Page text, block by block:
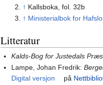
↑ Kallsboka, fol. 32b
↑ Ministerialbok for
Litteratur
Kalds-Bog for Justedals
Lampe, Johan Fredrik:
Digital versjon
på